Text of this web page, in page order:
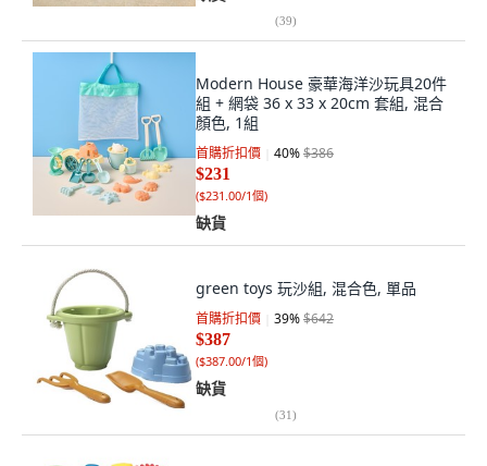
(39)
Modern House 豪華海洋沙玩具20件
組 + 網袋 36 x 33 x 20cm 套組, 混合
顏色, 1組
首購折扣價 40%$386
$231
($231.00/1個)
缺貨
green toys 玩沙組, 混合色, 單品
首購折扣價 39%$642
$387
($387.00/1個)
缺貨
(31)